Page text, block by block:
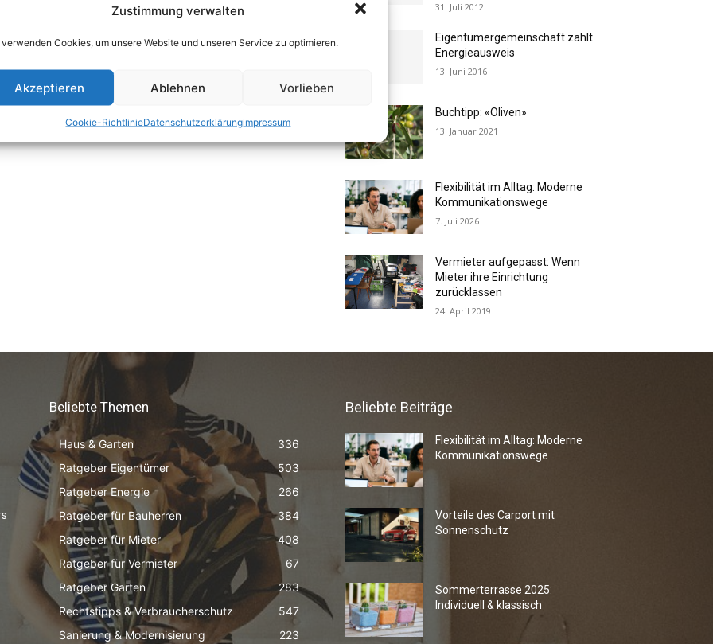
Zustimmung verwalten
verwenden Cookies, um unsere Website und unseren Service zu optimieren.
Akzeptieren Ablehnen Vorlieben
Cookie-RichtlinieDatenschutzerklärungimpressum
31. Juli 2012
Eigentümergemeinschaft zahlt
Energieausweis
13. Juni 2016
Buchtipp: «Oliven»
13. Januar 2021
Flexibilität im Alltag: Moderne
Kommunikationswege
7. Juli 2026
Vermieter aufgepasst: Wenn
Mieter ihre Einrichtung
zurücklassen
24. April 2019
Beliebte Themen
Haus & Garten
336
Ratgeber Eigentümer
503
Ratgeber Energie
266
Ratgeber für Bauherren
384
Ratgeber für Mieter
408
Ratgeber für Vermieter
67
Ratgeber Garten
283
Rechtstipps & Verbraucherschutz
547
Sanierung & Modernisierung
223
Beliebte Beiträge
Flexibilität im Alltag: Moderne
Kommunikationswege
Vorteile des Carport mit
Sonnenschutz
Sommerterrasse 2025:
Individuell & klassisch